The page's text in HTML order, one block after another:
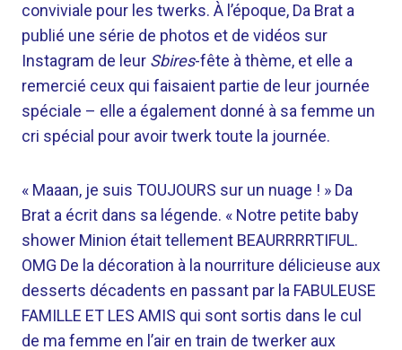
conviviale pour les twerks. À l’époque, Da Brat a
publié une série de photos et de vidéos sur
Instagram de leur Sbires-fête à thème, et elle a
remercié ceux qui faisaient partie de leur journée
spéciale – elle a également donné à sa femme un
cri spécial pour avoir twerk toute la journée.
« Maaan, je suis TOUJOURS sur un nuage ! » Da
Brat a écrit dans sa légende. « Notre petite baby
shower Minion était tellement BEAURRRRTIFUL.
OMG De la décoration à la nourriture délicieuse aux
desserts décadents en passant par la FABULEUSE
FAMILLE ET LES AMIS qui sont sortis dans le cul
de ma femme en l’air en train de twerker aux